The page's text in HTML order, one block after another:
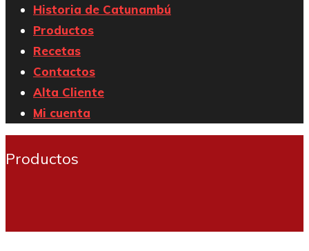
Historia de Catunambú
Productos
Recetas
Contactos
Alta Cliente
Mi cuenta
Productos